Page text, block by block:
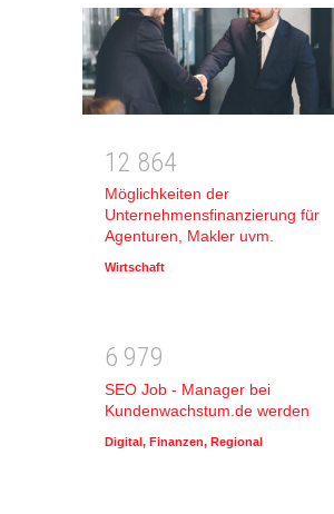
1 2 864
Möglichkeiten der
Unternehmensfinanzierung für
Agenturen, Makler uvm.
Wirtschaft
6 979
SEO Job - Manager bei
Kundenwachstum.de werden
Digital, Finanzen, Regional